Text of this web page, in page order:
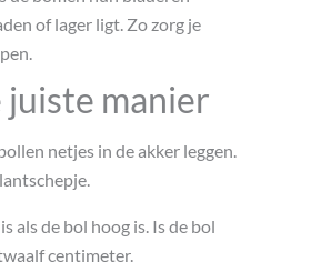
of lager ligt. Zo zorg je
manier
netjes in de akker leggen.
als de bol hoog is. Is de bol
centimeter.